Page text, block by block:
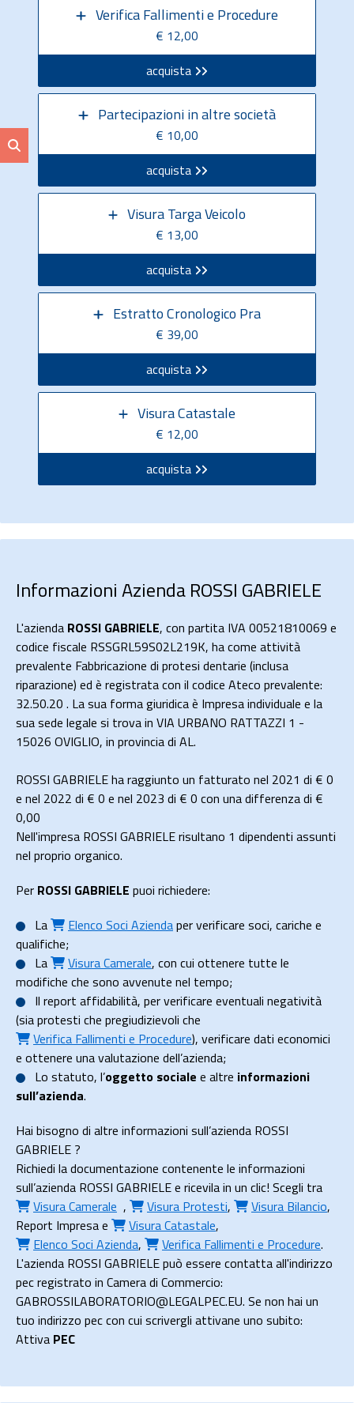
Verifica Fallimenti e Procedure
€ 12,00
acquista
Partecipazioni in altre società
€ 10,00
acquista
Visura Targa Veicolo
€ 13,00
acquista
Estratto Cronologico Pra
€ 39,00
acquista
Visura Catastale
€ 12,00
acquista
Informazioni Azienda ROSSI GABRIELE
L'azienda ROSSI GABRIELE, con partita IVA 00521810069 e
codice fiscale RSSGRL59S02L219K, ha come attività
prevalente Fabbricazione di protesi dentarie (inclusa
riparazione) ed è registrata con il codice Ateco prevalente:
32.50.20 . La sua forma giuridica è Impresa individuale e la
sua sede legale si trova in VIA URBANO RATTAZZI 1 -
15026 OVIGLIO, in provincia di AL.
ROSSI GABRIELE ha raggiunto un fatturato nel 2021 di € 0
e nel 2022 di € 0 e nel 2023 di € 0 con una differenza di €
0,00
Nell'impresa ROSSI GABRIELE risultano 1 dipendenti assunti
nel proprio organico.
Per ROSSI GABRIELE puoi richiedere:
La
Elenco Soci Aziendaper verificare soci, cariche e
qualifiche;
La
Visura Camerale, con cui ottenere tutte le
modifiche che sono avvenute nel tempo;
Il report affidabilità, per verificare eventuali negatività
(sia protesti che pregiudizievoli che
Verifica Fallimenti e Procedure), verificare dati economici
e ottenere una valutazione dell’azienda;
Lo statuto, l’oggetto sociale e altre informazioni
sull’azienda.
Hai bisogno di altre informazioni sull’azienda ROSSI
GABRIELE ?
Richiedi la documentazione contenente le informazioni
sull’azienda ROSSI GABRIELE e ricevila in un clic! Scegli tra
Visura Camerale , Visura Protesti, Visura Bilancio,
Report Impresae Visura Catastale,
Elenco Soci Azienda, Verifica Fallimenti e Procedure.
L'azienda ROSSI GABRIELE può essere contatta all'indirizzo
pec registrato in Camera di Commercio:
GABROSSILABORATORIO@LEGALPEC.EU. Se non hai un
tuo indirizzo pec con cui scrivergli attivane uno subito:
Attiva PEC